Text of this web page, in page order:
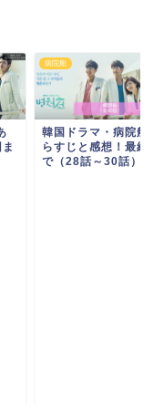
病院船
韓国ドラマ・病院船
らすじと感想！最終
で（28話～30話）